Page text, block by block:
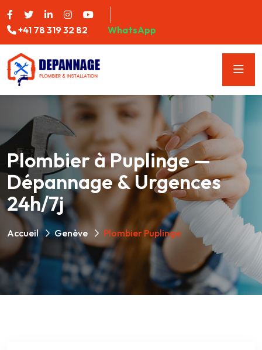
+41 78 319 32 82 WhatsApp
Plombier à Puplinge —
Dépannage & Urgences
24h/7j
Accueil Genève Plombier Puplinge